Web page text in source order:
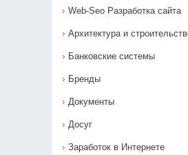
Web-Seo Разработка сайта
Архитектура и
Банковские системы
Бренды
Документы
Досуг
Заработок в Интернете